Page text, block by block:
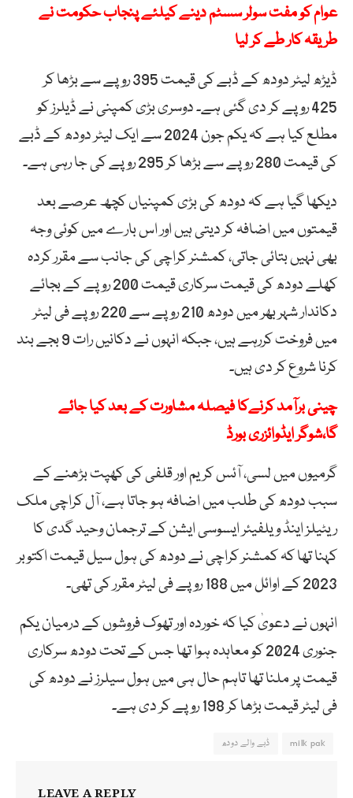
عوام کو مفت سولر سسٹم دینے کیلئے پنجاب حکومت نے
طریقہ کار طے کر لیا
ڈیڑھ لیٹر دودھ کے ڈبے کی قیمت 395 روپے سے بڑھا کر
425 روپے کر دی گئی ہے۔ دوسری بڑی کمپنی نے ڈیلرز کو
مطلع کیا ہے کہ یکم جون 2024 سے ایک لیٹر دودھ کے ڈبے
کی قیمت 280 روپے سے بڑھا کر 295 روپے کی جا رہی ہے۔
دیکھا گیا ہے کہ دودھ کی بڑی کمپنیاں کچھ عرصے بعد
قیمتوں میں اضافہ کر دیتی ہیں اور اس بارے میں کوئی وجہ
بھی نہیں بتائی جاتی، کمشنر کراچی کی جانب سے مقرر کردہ
کھلے دودھ کی قیمت سرکاری قیمت 200 روپے کے بجائے
دکاندار شہر بھر میں دودھ 210 روپے سے 220 روپے فی لیٹر
میں فروخت کررہے ہیں، جبکہ انہوں نے دکانیں رات 9 بجے بند
کرنا شروع کر دی ہیں۔
چینی برآمد کرنےکا فیصلہ مشاورت کے بعد کیا جائے
گا،شوگر ایڈوائزری بورڈ
گرمیوں میں لسی، آئس کریم اور قلفی کی کھپت بڑھنے کے
سبب دودھ کی طلب میں اضافہ ہو جاتا ہے، آل کراچی ملک
ریٹیلز اینڈ ویلفیئر ایسوسی ایشن کے ترجمان وحید گدی کا
کہنا تھا کہ کمشنر کراچی نے دودھ کی ہول سیل قیمت اکتوبر
2023 کے اوائل میں 188 روپے فی لیٹر مقرر کی تھی۔
انہوں نے دعویٰ کیا کہ خوردہ اور تھوک فروشوں کے درمیان یکم
جنوری 2024 کو معاہدہ ہوا تھا جس کے تحت دودھ سرکاری
قیمت پر ملنا تھا تاہم حال ہی میں ہول سیلرز نے دودھ کی
فی لیٹر قیمت بڑھا کر 198 روپے کر دی ہے۔
milk pak ڈبے والے دودھ